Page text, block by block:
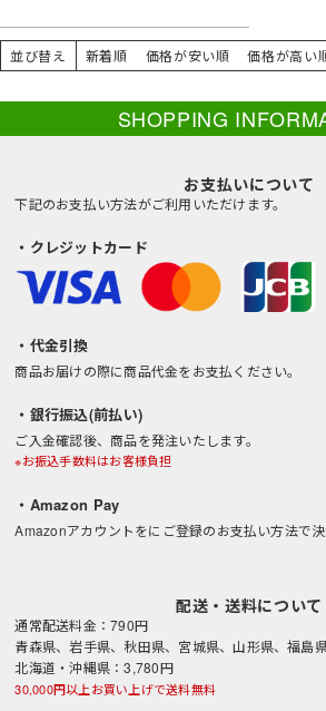
並び替え 新着順 価格が安い順 価格が高い
SHOPPING
お支払いについて
下記のお支払い方法がご利用いただけます。
・クレジットカード
・代金引換
商品お届けの際に商品代金をお支払ください。
・銀行振込(前払い)
ご入金確認後、商品を発注いたします。
※お振込手数料はお客様負担
・Amazon Pay
Amazonアカウントをにご登録のお支払い方法で決
配送・送料について
通常配送料金：790円
青森県、岩手県、秋田県、宮城県、山形県、福島
北海道・沖縄県：3,780円
30,000円以上お買い上げで送料無料